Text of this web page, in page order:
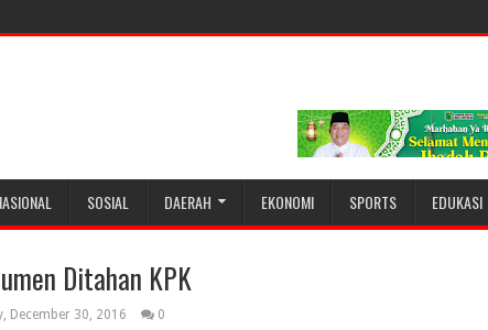
SOSIAL DAERAH EKONOMI SPORTS EDUKASI
Ditahan KPK
December 30, 2016 0